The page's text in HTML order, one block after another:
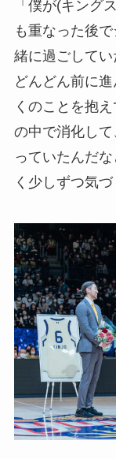
「僕が(キング
も重なった後
緒に過ごして
どんどん前に
くのことを抱
の中で消化し
っていたんだ
く少しずつ気